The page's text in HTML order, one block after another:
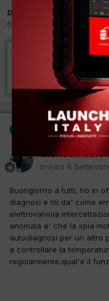
Da alexsander79
6 Settembre 2017
VAI
Risolta da
SOLUZIONE
Inviato 6
Buongiorno a tutti, ho in
diagnosi e mi da' come
elettrovalvola
anomala e' che la spia
autodiagnosi per un altro
a controllare la
regolarmente,qual'e il